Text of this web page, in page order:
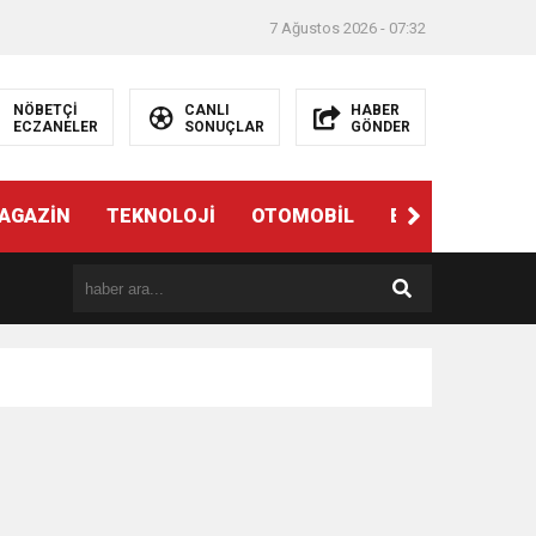
7 Ağustos 2026 - 07:32
NÖBETÇİ
ECZANELER
CANLI
SONUÇLAR
HABER
GÖNDER
TEKNOLOJİ OTOMOBİL EĞİTİM